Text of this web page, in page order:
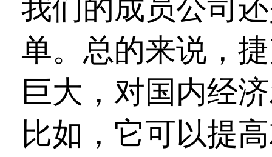
我们的成员公司
单。总的来说，
巨大，对国内经
比如，它可以提